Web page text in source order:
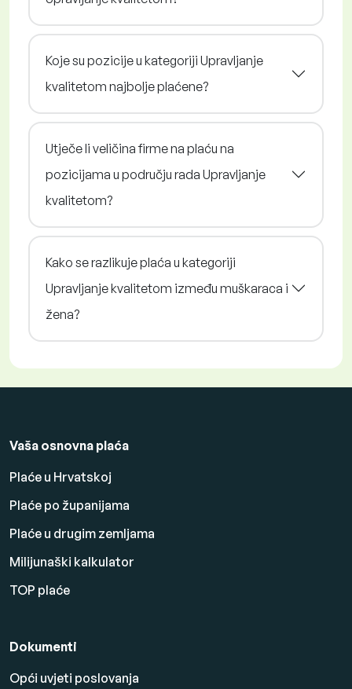
Koje su pozicije u kategoriji Upravljanje
kvalitetom najbolje plaćene?
Utječe li veličina firme na plaću na
pozicijama u području rada Upravljanje
kvalitetom?
Kako se razlikuje plaća u kategoriji
Upravljanje kvalitetom između muškaraca i
žena?
Vaša osnovna plaća
Plaće u Hrvatskoj
Plaće po županijama
Plaće u drugim zemljama
Milijunaški kalkulator
TOP plaće
Dokumenti
Opći uvjeti poslovanja